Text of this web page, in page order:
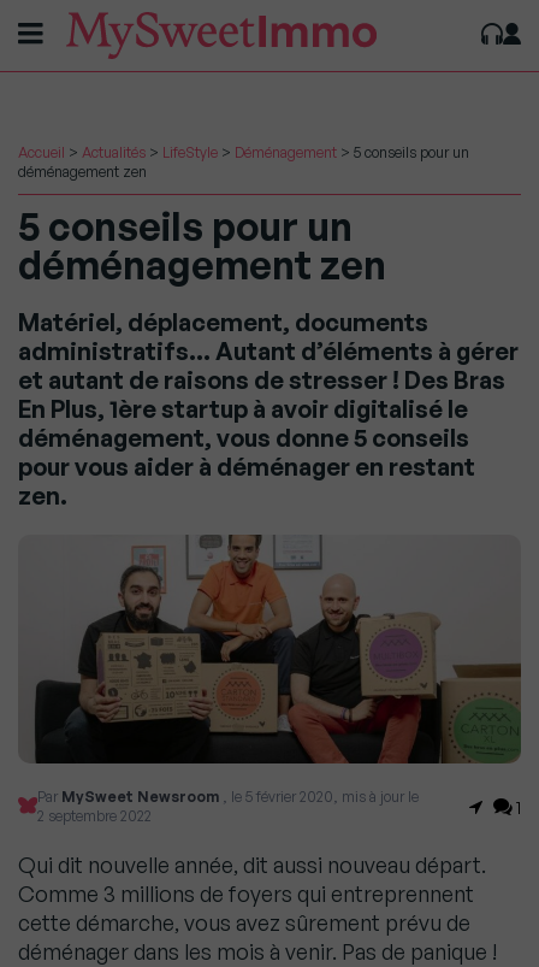
Accueil > Actualités > LifeStyle > Déménagement > 5 conseils pour un
déménagement zen
5 conseils pour un
déménagement zen
Matériel, déplacement, documents
administratifs… Autant d’éléments à gérer
et autant de raisons de stresser ! Des Bras
En Plus, 1ère startup à avoir digitalisé le
déménagement, vous donne 5 conseils
pour vous aider à déménager en restant
zen.
Par MySweet Newsroom , le 5 février 2020, mis à jour le
2 septembre 2022
1
Qui dit nouvelle année, dit aussi nouveau départ.
Comme 3 millions de foyers qui entreprennent
cette démarche, vous avez sûrement prévu de
déménager dans les mois à venir. Pas de panique !